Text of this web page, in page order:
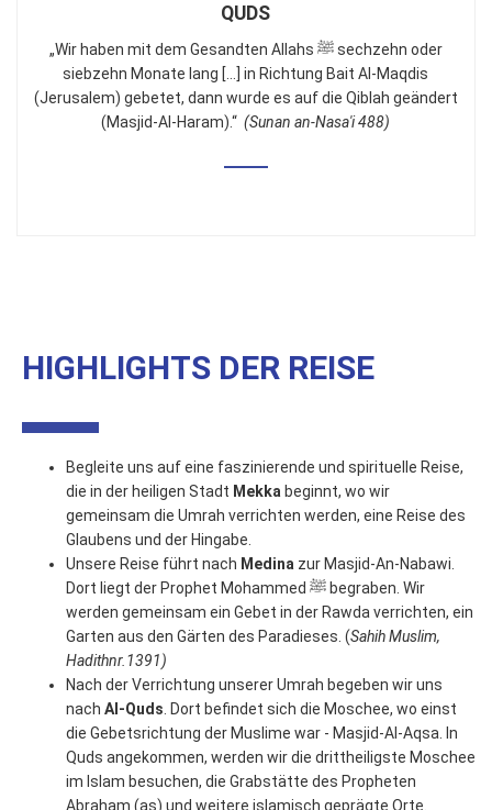
QUDS
„Wir haben mit dem Gesandten Allahs ﷺ sechzehn oder
siebzehn Monate lang [...] in Richtung Bait Al-Maqdis
(Jerusalem) gebetet, dann wurde es auf die Qiblah geändert
(Masjid-Al-Haram).“ (Sunan an-Nasa'i 488)
HIGHLIGHTS DER REISE
Begleite uns auf eine faszinierende und spirituelle Reise,
die in der heiligen Stadt Mekka beginnt, wo wir
gemeinsam die Umrah verrichten werden, eine Reise des
Glaubens und der Hingabe.
Unsere Reise führt nach Medina zur Masjid-An-Nabawi.
Dort liegt der Prophet Mohammed ﷺ begraben. Wir
werden gemeinsam ein Gebet in der Rawda verrichten, ein
Garten aus den Gärten des Paradieses. (Sahih Muslim,
Hadithnr.1391)
Nach der Verrichtung unserer Umrah begeben wir uns
nach Al-Quds . Dort befindet sich die Moschee, wo einst
die Gebetsrichtung der Muslime war - Masjid-Al-Aqsa. In
Quds angekommen, werden wir die drittheiligste Moschee
im Islam besuchen, die Grabstätte des Propheten
Abraham (as) und weitere islamisch geprägte Orte.